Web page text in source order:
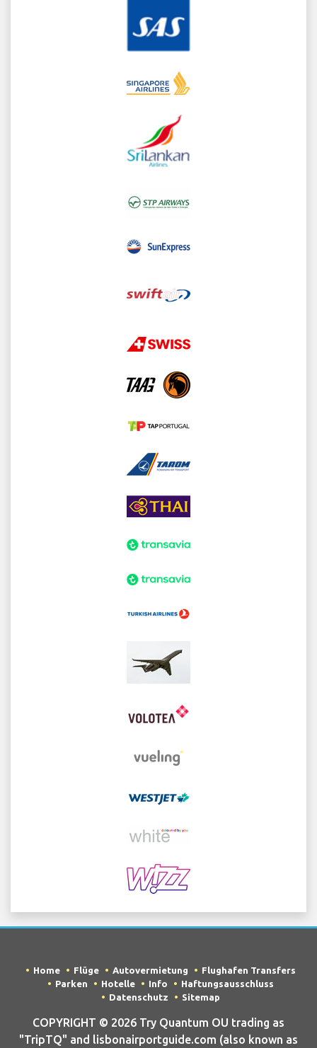
Home Flüge Autovermietung
Flughafen Transfers
Parken
Hotelle Info
Haftungsausschluss
Datenschutz
Sitemap
COPYRIGHT © 2026 Try Quantum OU trading as
"TripTQ" and lisbonairportguide.com (also known as